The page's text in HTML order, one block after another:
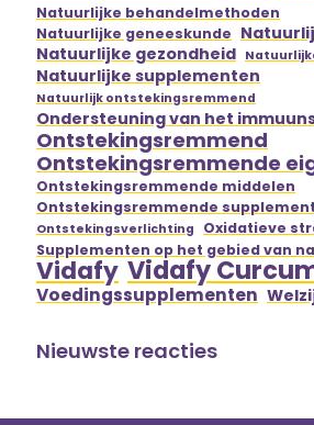
Natuurlijke behandelmethoden
Natuurlijke geneeskunde
Natuurlijke gezondheid
Natuurlijke supplementen
Natuurlijk ontstekingsremmend
Ondersteuning van het
Ontstekingsremmend
Ontstekingsremmende
Ontstekingsremmende middelen
Ontstekingsremmende
Ontstekingsverlichting
Oxidatieve
Supplementen op het gebied van
Vidafy Vidafy
Voedingssupplementen
Nieuwste reacties